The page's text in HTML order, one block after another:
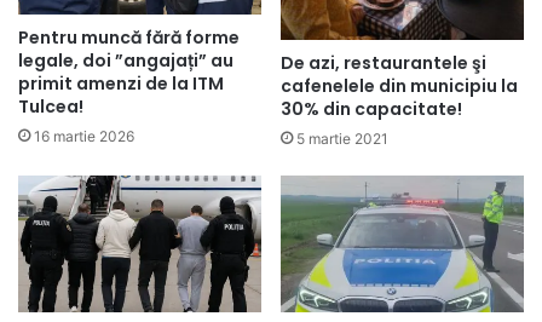
Pentru muncă fără forme
legale, doi ”angajați” au
primit amenzi de la ITM
Tulcea!
16 martie 2026
De azi, restaurantele şi
cafenelele din municipiu la
30% din capacitate!
5 martie 2021